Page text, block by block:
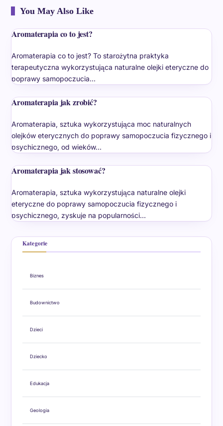
You May Also Like
Aromaterapia co to jest?
Aromaterapia co to jest? To starożytna praktyka
terapeutyczna wykorzystująca naturalne olejki eteryczne do
poprawy samopoczucia…
Aromaterapia jak zrobić?
Aromaterapia, sztuka wykorzystująca moc naturalnych
olejków eterycznych do poprawy samopoczucia fizycznego i
psychicznego, od wieków…
Aromaterapia jak stosować?
Aromaterapia, sztuka wykorzystująca naturalne olejki
eteryczne do poprawy samopoczucia fizycznego i
psychicznego, zyskuje na popularności…
Kategorie
Biznes
Budownictwo
Dzieci
Dziecko
Edukacja
Geologia